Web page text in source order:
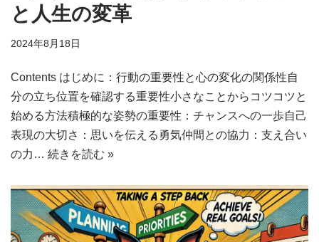
と人生の変革
2024年8月18日
Contents はじめに：行動の重要性と心の変化の関係性自
分の立ち位置を確認する重要性小さなことからコツコツと
始める方法積極的な姿勢の重要性：チャンスへの一歩自己
表現の大切さ：思いを伝える勇気仲間との協力：支え合い
の力… 続きを読む »